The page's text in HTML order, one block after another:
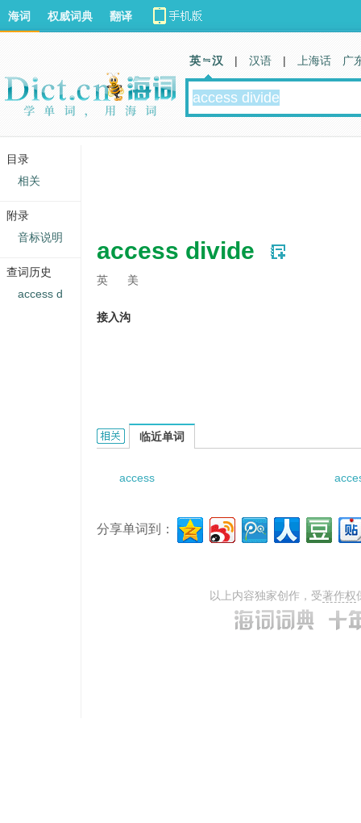
access divide
英 美
接入沟
Access Divide的相关资料：
临近单词
access
分享单词到：
以上内容独家创作，受著作权
海词 权威词典 翻译
英 汉 | 汉语 | 上海话 广
目录
相关
附录
音标说明
查词历史
access d